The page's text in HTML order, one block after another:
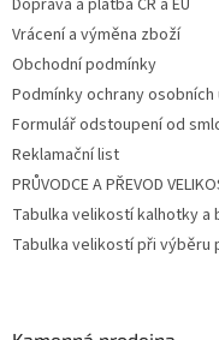
Doprava a platba ČR a EU
Vrácení a výměna zboží
Obchodní podmínky
Podmínky ochrany osobních
Formulář odstoupení od
Reklamační list
PRŮVODCE A PŘEVOD
Tabulka velikostí kalhotky a
Tabulka velikostí při výběru